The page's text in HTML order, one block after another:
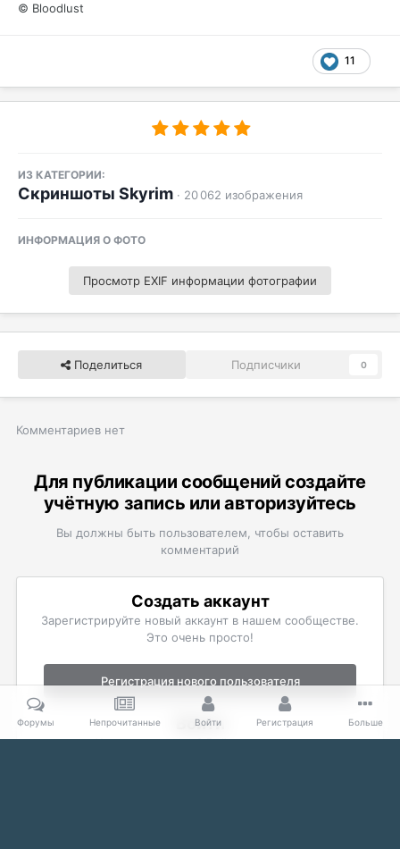
© Bloodlust
11
ИЗ КАТЕГОРИИ:
Скриншоты Skyrim · 20 062 изображения
ИНФОРМАЦИЯ О ФОТО
Просмотр EXIF информации фотографии
Поделиться Подписчики 0
Комментариев нет
Для публикации сообщений создайте
учётную запись или авторизуйтесь
Вы должны быть пользователем, чтобы оставить
комментарий
Создать аккаунт
Зарегистрируйте новый аккаунт в нашем сообществе.
Это очень просто!
Регистрация нового пользователя
Войти
Уже есть аккаунт? Войти в систему.
Форумы Непрочитанные Войти Регистрация Больше